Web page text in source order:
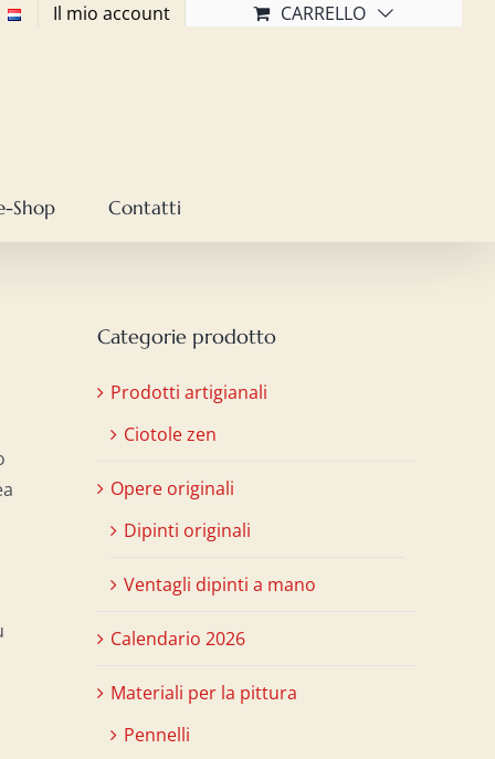
Il mio account CARRELLO
Shop Contatti
Categorie prodotto
Prodotti artigianali
Ciotole zen
Opere originali
Dipinti originali
Ventagli dipinti a mano
Calendario 2026
Materiali per la pittura
Pennelli